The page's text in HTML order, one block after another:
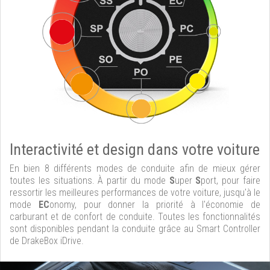
Interactivité et design dans votre voiture
En bien 8 différents modes de conduite afin de mieux gérer
toutes les situations. À partir du mode Super Sport, pour faire
ressortir les meilleures performances de votre voiture, jusqu'à le
mode EConomy, pour donner la priorité à l'économie de
carburant et de confort de conduite. Toutes les fonctionnalités
sont disponibles pendant la conduite grâce au Smart Controller
de DrakeBox iDrive.